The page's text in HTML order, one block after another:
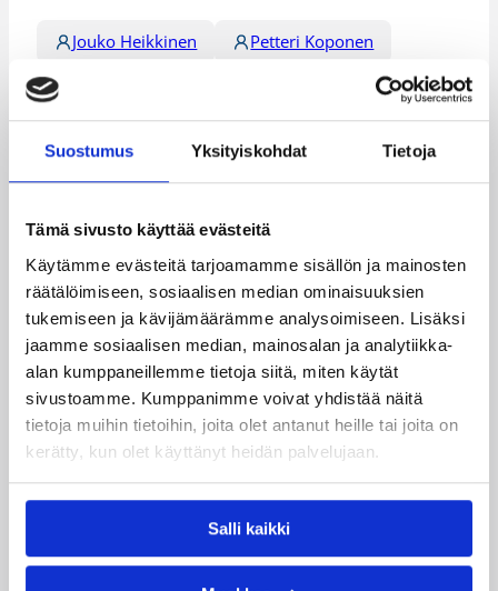
Suostumus Yksityiskohdat Tietoja
Tämä sivusto käyttää evästeitä
Käytämme evästeitä tarjoamamme sisällön ja mainosten
räätälöimiseen, sosiaalisen median ominaisuuksien
tukemiseen ja kävijämäärämme analysoimiseen. Lisäksi
jaamme sosiaalisen median, mainosalan ja analytiikka-
alan kumppaneillemme tietoja siitä, miten käytät
sivustoamme. Kumppanimme voivat yhdistää näitä
tietoja muihin tietoihin, joita olet antanut heille tai joita on
kerätty, kun olet käyttänyt heidän palvelujaan.
Salli kaikki
Jouko Heikkinen
Petteri Koponen
Kategoriat
Maajoukkue
Maajoukkueet
Pääjuttu
Susijengi
Katso myös